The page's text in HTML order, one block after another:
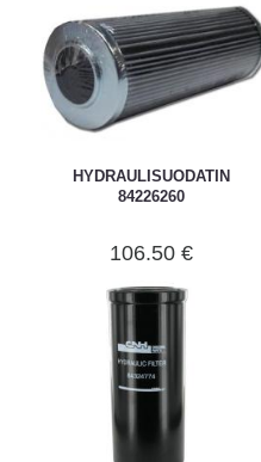
HYDRAULISUODATIN
84226260
106.50 €